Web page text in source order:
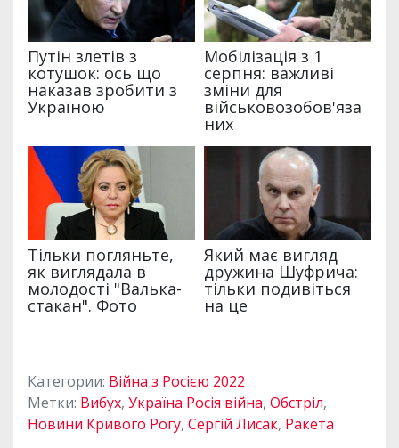
Категории: Війна з Росією 2022
Метки: Вибух, Україна Росія війна, Обстріл,
Новини Кривого Рогу, Сергій Лисак, Ракета